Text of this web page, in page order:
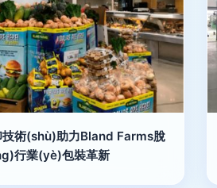
術(shù)助力Bland Farms脫
行業(yè)包裝革新